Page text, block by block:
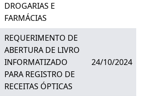
DROGARIAS E
FARMÁCIAS
REQUERIMENTO DE
ABERTURA DE LIVRO
INFORMATIZADO
PARA REGISTRO DE
RECEITAS ÓPTICAS
24/10/2024